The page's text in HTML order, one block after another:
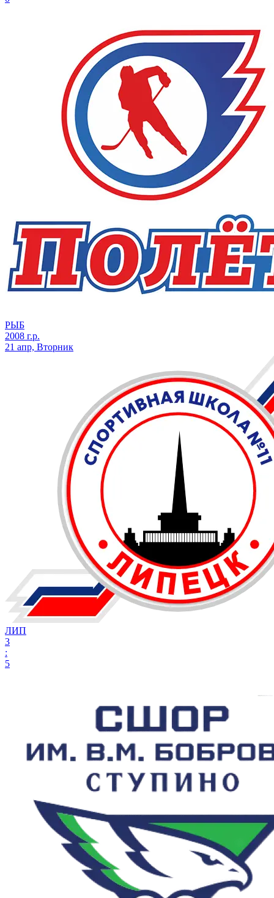
РЫБ
2008 г.р.
21 апр, Вторник
ЛИП
3
:
5